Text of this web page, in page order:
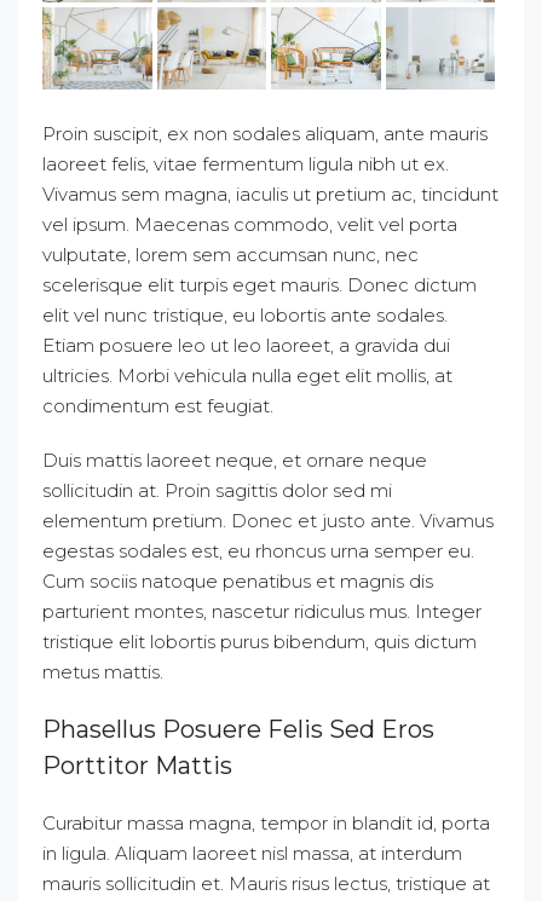
Proin suscipit, ex non sodales aliquam, ante mauris
laoreet felis, vitae fermentum ligula nibh ut ex.
Vivamus sem magna, iaculis ut pretium ac, tincidunt
vel ipsum. Maecenas commodo, velit vel porta
vulputate, lorem sem accumsan nunc, nec
scelerisque elit turpis eget mauris. Donec dictum
elit vel nunc tristique, eu lobortis ante sodales.
Etiam posuere leo ut leo laoreet, a gravida dui
ultricies. Morbi vehicula nulla eget elit mollis, at
condimentum est feugiat.
Duis mattis laoreet neque, et ornare neque
sollicitudin at. Proin sagittis dolor sed mi
elementum pretium. Donec et justo ante. Vivamus
egestas sodales est, eu rhoncus urna semper eu.
Cum sociis natoque penatibus et magnis dis
parturient montes, nascetur ridiculus mus. Integer
tristique elit lobortis purus bibendum, quis dictum
metus mattis.
Phasellus Posuere Felis Sed Eros
Porttitor Mattis
Curabitur massa magna, tempor in blandit id, porta
in ligula. Aliquam laoreet nisl massa, at interdum
mauris sollicitudin et. Mauris risus lectus, tristique at